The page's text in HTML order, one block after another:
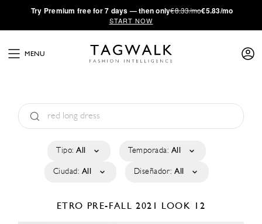
·Try Premium free for 7 days — then only€8.33/mo€5.83/mo
START NOW
MENU
Tipo: All Temporada: All
Ciudad: All Diseñador: All
ETRO PRE-FALL 2021 LOOK 12